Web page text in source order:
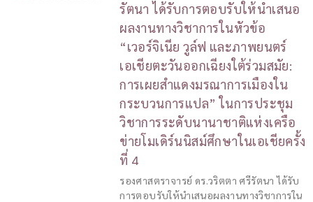
รัตนา ได้รับการตอบรับให้นำเสนอ
ผลงานทางวิชาการในหัวข้อ
“เวอร์จิเนีย วูล์ฟ และภาพยนตร์
เอเชียตะวันออกเฉียงใต้ร่วมสมัย:
การเผยสำแดงมรณาการเมืองใน
กระบวนการแปล” ในการประชุม
วิชาการระดับนานาชาติแห่งเครือ
ข่ายโมเดิร์นนิสม์ศึกษาในเอเชียครั้ง
ที่ 4
รองศาสตราจารย์ ดร.วริตตา ศรีรัตนา ได้รับ
การตอบรับให้นำเสนอผลงานทางวิชาการใน